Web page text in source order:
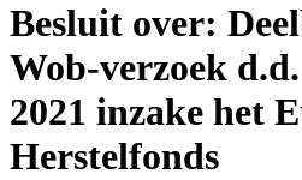
Besluit over:
Wob-verzoek
2021 inzake het
Herstelfonds